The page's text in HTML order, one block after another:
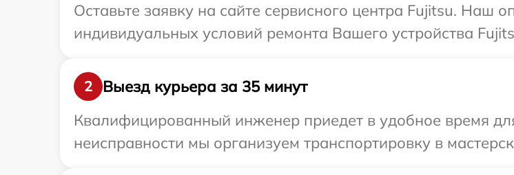
Оставьте заявку на сайте сервисного центра Fujitsu. Наш
индивидуальных условий ремонта Вашего устройства
2
Выезд курьера за 35 минут
Квалифицированный инженер приедет в удобное время
неисправности мы организуем транспортировку в